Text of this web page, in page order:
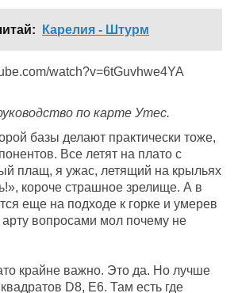
Карелия - Штурм
watch?v=6tGuvhwe4YA
по карте Утес.
базы делают практически тоже,
Все летят на плато с
плащ, я ужас, летящий на крыльях
короче страшное зрелище. А в
еще на подходе к горке и умерев
вопросами мол почему не
крайне важно. Это да. Но лучше
D8, Е6. Там есть где